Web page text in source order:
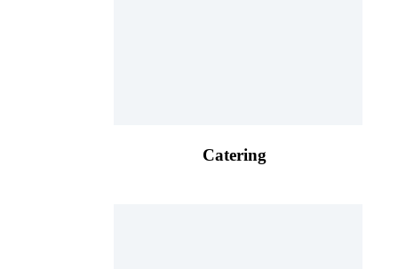
Catering